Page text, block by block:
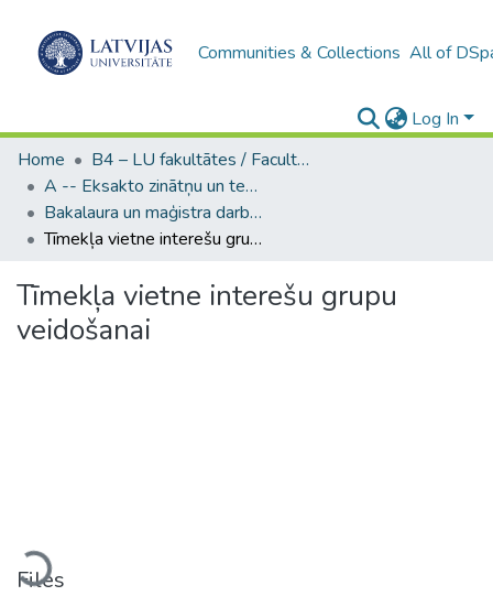
Communities & Collections All of
Log In
Home
B4 – LU fakultātes / Faculties of the UL
A -- Eksakto zinātņu un tehnoloģiju fakultāte / Faculty of Science and Technology
Bakalaura un maģistra darbi (EZTF) / Bachelor's and Master's theses
Tīmekļa vietne interešu grupu veidošanai
Tīmekļa vietne interešu grupu
veidošanai
Loading...
Files